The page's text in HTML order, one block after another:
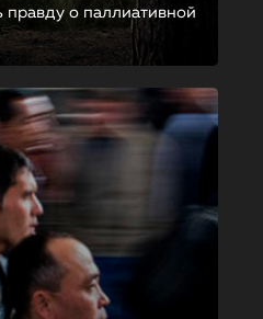
о паллиативной